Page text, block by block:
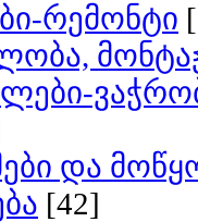
რემონტი
და
[42]